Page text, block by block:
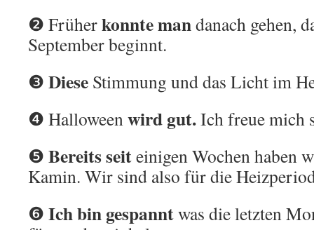
❷ Früherkonnte mandanach gehen,
September beginnt.
❸ Diese Stimmung und das Licht im
❹ Halloweenwird gut.Ich freue mich
❺ Bereits seiteinigen Wochen haben
Kamin. Wir sind also für die
❻ Ich bin gespanntwas die letzten